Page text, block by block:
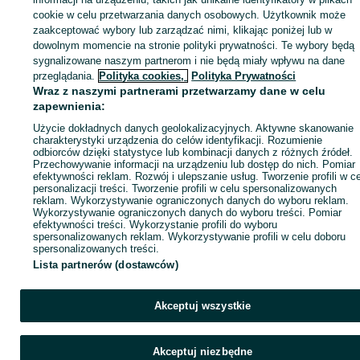
Zaloguj się / Załóż konto
Wyślij wiadomość Kup
cookie w celu przetwarzania danych osobowych. Użytkownik może
zaakceptować wybory lub zarządzać nimi, klikając poniżej lub w
dowolnym momencie na stronie polityki prywatności. Te wybory będą
sygnalizowane naszym partnerom i nie będą miały wpływu na dane
przeglądania. Polityka cookies, Polityka Prywatności
Wraz z naszymi partnerami przetwarzamy dane w celu
zapewnienia:
Użycie dokładnych danych geolokalizacyjnych. Aktywne skanowanie
charakterystyki urządzenia do celów identyfikacji. Rozumienie
odbiorców dzięki statystyce lub kombinacji danych z różnych źródeł.
Przechowywanie informacji na urządzeniu lub dostęp do nich. Pomiar
efektywności reklam. Rozwój i ulepszanie usług. Tworzenie profili w
personalizacji treści. Tworzenie profili w celu spersonalizowanych
reklam. Wykorzystywanie ograniczonych danych do wyboru reklam.
Wykorzystywanie ograniczonych danych do wyboru treści. Pomiar
efektywności treści. Wykorzystanie profili do wyboru
spersonalizowanych reklam. Wykorzystywanie profili w celu doboru
spersonalizowanych treści.
Lista partnerów (dostawców)
Akceptuj wszystkie
Akceptuj niezbędne